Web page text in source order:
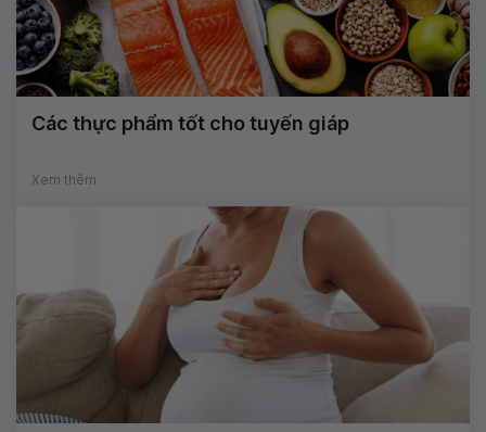
Các thực phẩm tốt cho tuyến giáp
Xem thêm